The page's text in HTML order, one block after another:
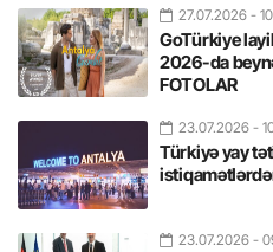
27.07.2026 -
GoTürkiye
2026-da
FOTOLAR
23.07.2026 -
Türkiyə yay
23.07.2026 -